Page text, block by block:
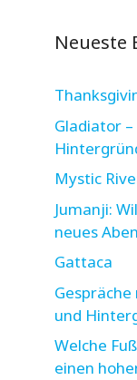
Neueste
Gladiator
Mystic
Jumanji:
neues
Gattaca
und
Welche
einen